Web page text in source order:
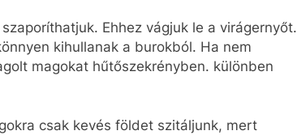
Ehhez vágjuk le a virágernyőt.
kihullanak a burokból. Ha nem
magokat hűtőszekrényben. különben
csak kevés földet szitáljunk, mert